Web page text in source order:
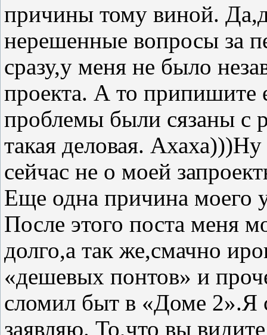
причины тому виной.
нерешенные вопросы за
сразу,у меня не было
проекта. А то
проблемы были сязаны с
такая деловая.
сейчас не о моей
Еще одна причина моего
После этого поста меня
долго,а так же,смачно
«дешевых понтов» и
сломил быт в «Доме 2».Я
заявляю. То,что вы